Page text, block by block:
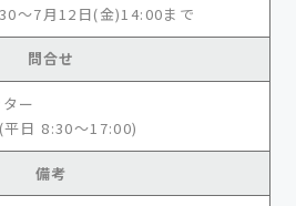
～7月12日(金)14:00まで
問合せ
ー
日 8:30～17:00)
備考